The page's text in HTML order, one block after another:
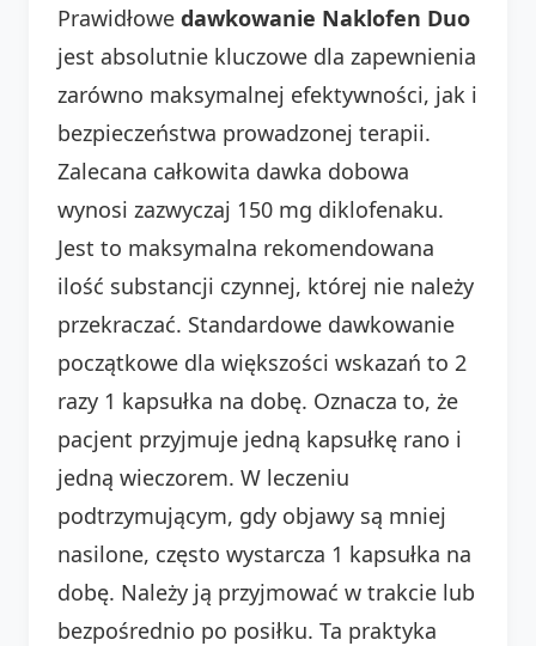
Prawidłowe dawkowanie Naklofen Duo
jest absolutnie kluczowe dla zapewnienia
zarówno maksymalnej efektywności, jak i
bezpieczeństwa prowadzonej terapii.
Zalecana całkowita dawka dobowa
wynosi zazwyczaj 150 mg diklofenaku.
Jest to maksymalna rekomendowana
ilość substancji czynnej, której nie należy
przekraczać. Standardowe dawkowanie
początkowe dla większości wskazań to 2
razy 1 kapsułka na dobę. Oznacza to, że
pacjent przyjmuje jedną kapsułkę rano i
jedną wieczorem. W leczeniu
podtrzymującym, gdy objawy są mniej
nasilone, często wystarcza 1 kapsułka na
dobę. Należy ją przyjmować w trakcie lub
bezpośrednio po posiłku. Ta praktyka